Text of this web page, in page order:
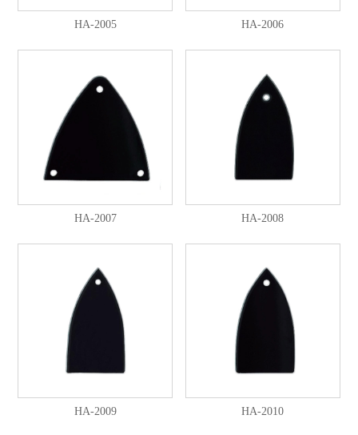
HA-2005 HA-2006
HA-2007 HA-2008
HA-2009 HA-2010